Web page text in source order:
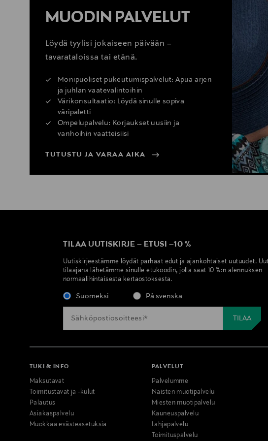
LUE TARKEMMAT PALAUTUSOHJEET
MUODIN PALVELUT
Löydä tyylisi jokaiseen päivään –
tavarataloissa tai etänä.
Monipuoliset pukeutumispalvelut: Apua arjen
ja juhlan vaatevalintoihin
Värikonsultaatio: Löydä sinulle sopiva
väripaletti
Ompelupalvelu: Korjaukset uusiin ja
vanhoihin vaatteisiisi
TUTUSTU JA VARAA AIKA
TILAA UUTISKIRJE – ETUSI –10 %
Uutiskirjeestämme löydät parhaat edut ja ajankohtaiset uutuudet.
tilaajana lähetämme sinulle etukoodin, jolla saat 10 %:n alennuksen
normaalihintaisesta kertaostoksesta.
Suomeksi På svenska
TUKI & INFO
Maksutavat
Toimitustavat ja -kulut
Palautus
Asiakaspalvelu
Muokkaa evästeasetuksia
PALVELUT
Palvelumme
Naisten muotipalvelu
Miesten muotipalvelu
Kauneuspalvelu
Lahjapalvelu
Toimituspalvelu